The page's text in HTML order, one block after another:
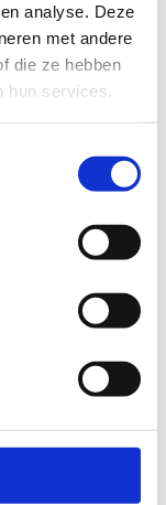
analyse. Deze
met andere
die ze hebben
hun services.
élke
van spiegels,
toch?
8,5 meter
perfect